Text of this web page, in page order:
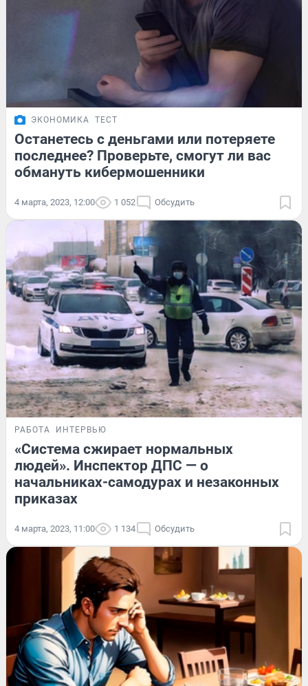
ЭКОНОМИКА ТЕСТ
Останетесь с деньгами или потеряете
последнее? Проверьте, смогут ли вас
обмануть кибермошенники
4 марта, 2023, 12:00 1 052 Обсудить
РАБОТА ИНТЕРВЬЮ
«Система сжирает нормальных
людей». Инспектор ДПС — о
начальниках-самодурах и незаконных
приказах
4 марта, 2023, 11:00 1 134 Обсудить